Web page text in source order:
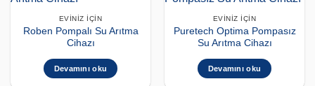
EVINIZ İÇIN
Roben Pompalı Su Arıtma
Cihazı
Devamını oku
EVINIZ İÇIN
Puretech Optima Pompasız
Su Arıtma Cihazı
Devamını oku